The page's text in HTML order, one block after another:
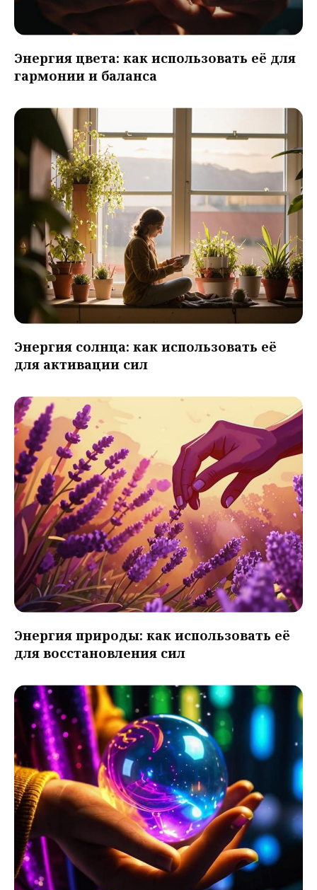
Энергия цвета: как использовать её для
гармонии и баланса
Энергия солнца: как использовать её
для активации сил
Энергия природы: как использовать её
для восстановления сил